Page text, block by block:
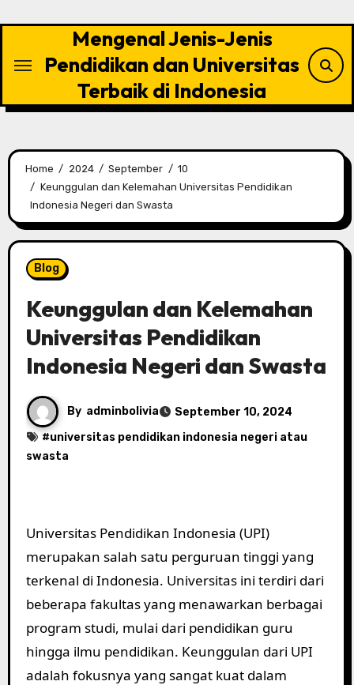
content
Mengenal Jenis-Jenis
Pendidikan dan Universitas
Terbaik di Indonesia
Home 2024 September
10
Keunggulan dan Kelemahan Universitas Pendidikan
Indonesia Negeri dan Swasta
Blog
Keunggulan dan Kelemahan
Universitas Pendidikan
Indonesia Negeri dan Swasta
By adminbolivia
September 10, 2024
#universitas pendidikan indonesia negeri atau
swasta
Universitas Pendidikan Indonesia (UPI)
merupakan salah satu perguruan tinggi yang
terkenal di Indonesia. Universitas ini terdiri dari
beberapa fakultas yang menawarkan berbagai
program studi, mulai dari pendidikan guru
hingga ilmu pendidikan. Keunggulan dari UPI
adalah fokusnya yang sangat kuat dalam